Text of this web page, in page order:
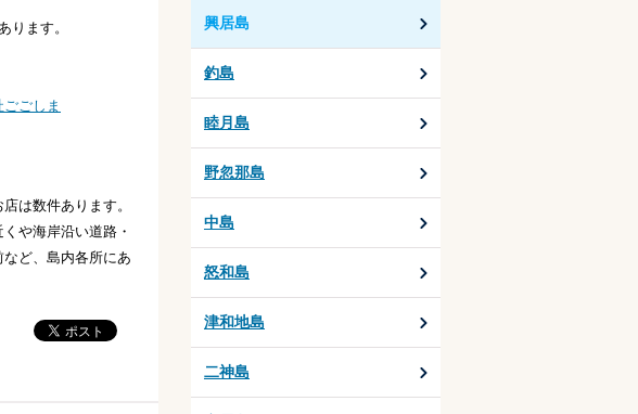
ります。
ごしま
は数件あります。
や海岸沿い道路・
ど、島内各所にあ
興居島
釣島
睦月島
野忽那島
中島
怒和島
津和地島
二神島